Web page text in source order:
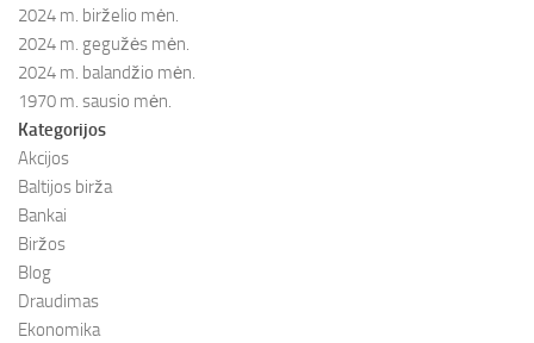
2024 m. birželio mėn.
2024 m. gegužės mėn.
2024 m. balandžio mėn.
1970 m. sausio mėn.
Kategorijos
Akcijos
Baltijos birža
Bankai
Biržos
Blog
Draudimas
Ekonomika